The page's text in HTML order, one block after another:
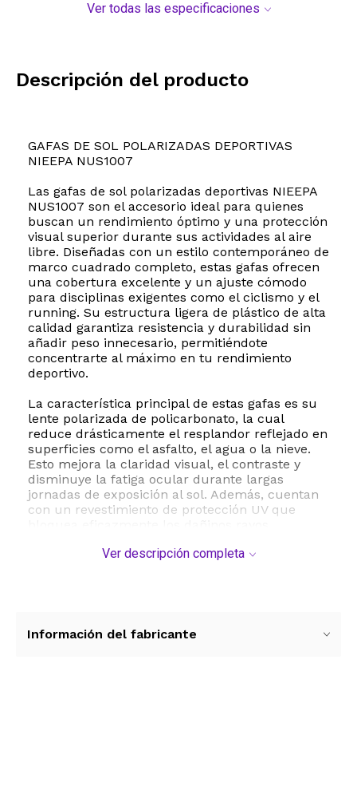
Ver todas las especificaciones
Descripción del producto
GAFAS DE SOL POLARIZADAS DEPORTIVAS
NIEEPA NUS1007
Las gafas de sol polarizadas deportivas NIEEPA
NUS1007 son el accesorio ideal para quienes
buscan un rendimiento óptimo y una protección
visual superior durante sus actividades al aire
libre. Diseñadas con un estilo contemporáneo de
marco cuadrado completo, estas gafas ofrecen
una cobertura excelente y un ajuste cómodo
para disciplinas exigentes como el ciclismo y el
running. Su estructura ligera de plástico de alta
calidad garantiza resistencia y durabilidad sin
añadir peso innecesario, permitiéndote
concentrarte al máximo en tu rendimiento
deportivo.
La característica principal de estas gafas es su
lente polarizada de policarbonato, la cual
reduce drásticamente el resplandor reflejado en
superficies como el asfalto, el agua o la nieve.
Esto mejora la claridad visual, el contraste y
disminuye la fatiga ocular durante largas
jornadas de exposición al sol. Además, cuentan
con un revestimiento de protección UV que
ocular en todo momento.
ancho de la lente es de 62 milímetros, el puente
Ver descripción completa
Información del fabricante